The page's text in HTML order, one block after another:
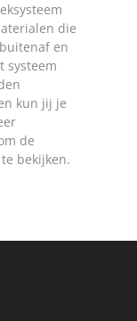
die
en
systeem
kun jij je
de
bekijken.